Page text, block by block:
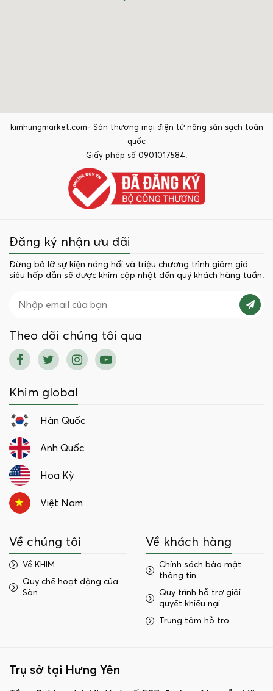
kimhungmarket.com- Sàn thương mại điện tử nông sản sạch toàn
quốc
Giấy phép số 0901017584.
Đăng ký nhận ưu đãi
Đừng bỏ lỡ sự kiện nóng hổi và triệu chương trình giảm giá
siêu hấp dẫn sẽ được khim cập nhật đến quý khách hàng tuần.
Theo dõi chúng tôi qua
Khim global
Hàn Quốc
Anh Quốc
Hoa Kỳ
Việt Nam
Về chúng tôi
Về KHIM
Quy chế hoạt động của
Sàn
Về khách hàng
Chính sách bảo mật
thông tin
Quy trình hỗ trợ giải
quyết khiếu nại
Trung tâm hỗ trợ
Trụ sở tại Hưng Yên